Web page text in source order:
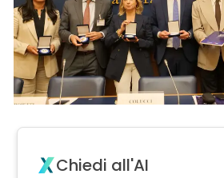
Chiedi all'AI